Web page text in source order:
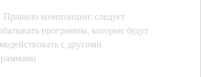
Правило композиции: следует
программы, которые будут
с другими